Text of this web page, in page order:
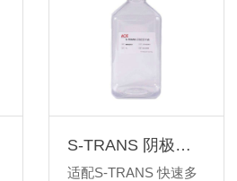
S-TRANS 阴极缓
冲液
适配S-TRANS 快速多